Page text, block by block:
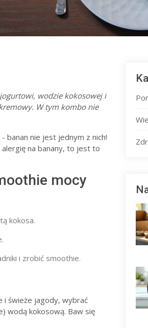
wodzie kokosowej i
W tym kombo nie
banan nie jest jednym z nich!
na banany, to jest to
mocy
kokosa.
i zrobić smoothie.
i świeże jagody, wybrać
wodą kokosową. Baw się